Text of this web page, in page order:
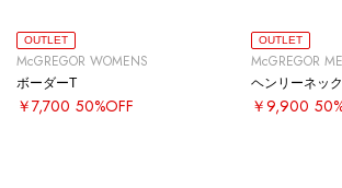
OUTLET
McGREGOR WOMENS
ボーダーT
￥7,700 50%OFF
OUTLET
McGREGOR
ヘンリーネッ
￥9,900